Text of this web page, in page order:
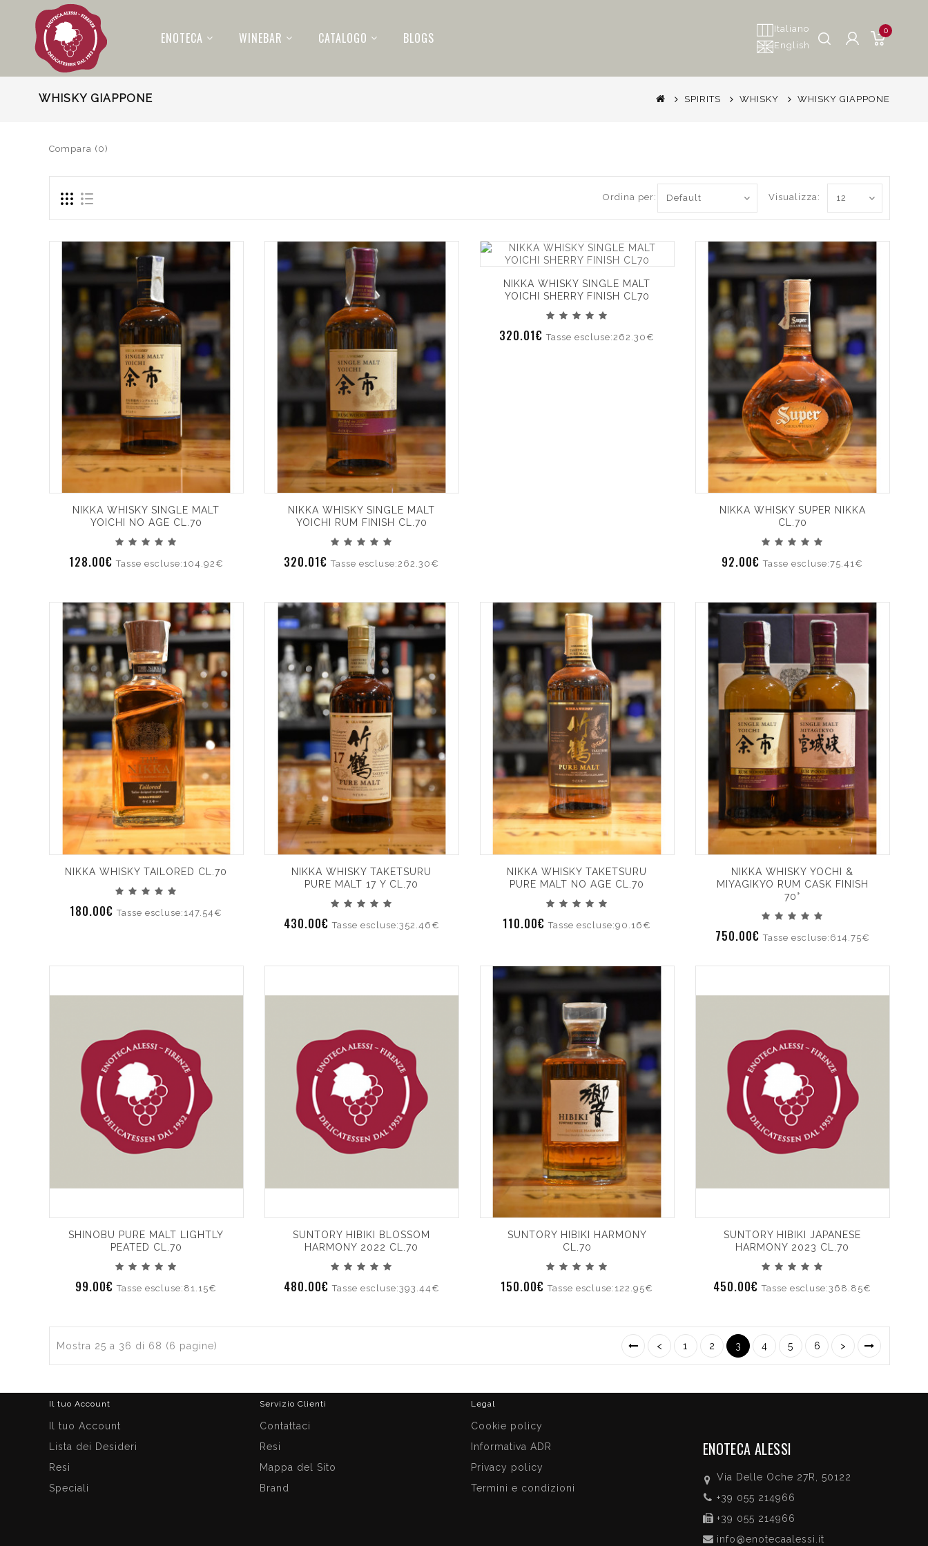
ENOTECA WINEBAR CATALOGO BLOGS
Italiano
English
0
WHISKY GIAPPONE SPIRITS WHISKY WHISKY GIAPPONE
Compara (0)
Visualizza:
Ordina per:
NIKKA WHISKY SINGLE MALT
YOICHI NO AGE CL.70
128.00€Tasse escluse:104.92€
NIKKA WHISKY SINGLE MALT
YOICHI RUM FINISH CL.70
320.01€Tasse escluse:262.30€
NIKKA WHISKY SINGLE MALT
YOICHI SHERRY FINISH CL70
320.01€Tasse escluse:262.30€
NIKKA WHISKY SUPER NIKKA
CL.70
92.00€Tasse escluse:75.41€
NIKKA WHISKY TAILORED CL.70
180.00€Tasse escluse:147.54€
NIKKA WHISKY TAKETSURU
PURE MALT 17 Y CL.70
430.00€Tasse escluse:352.46€
NIKKA WHISKY TAKETSURU
PURE MALT NO AGE CL.70
110.00€Tasse escluse:90.16€
NIKKA WHISKY YOCHI &
MIYAGIKYO RUM CASK FINISH
70°
750.00€Tasse escluse:614.75€
SHINOBU PURE MALT LIGHTLY
PEATED CL.70
99.00€Tasse escluse:81.15€
SUNTORY HIBIKI BLOSSOM
HARMONY 2022 CL.70
480.00€Tasse escluse:393.44€
SUNTORY HIBIKI HARMONY
CL.70
150.00€Tasse escluse:122.95€
SUNTORY HIBIKI JAPANESE
HARMONY 2023 CL.70
450.00€Tasse escluse:368.85€
Mostra 25 a 36 di 68 (6 pagine) < 1 2 3 4 5 6 >
Legal
Cookie policy
Informativa ADR
Privacy policy
Termini e condizioni
Servizio Clienti
Contattaci
Resi
Mappa del Sito
Brand
Il tuo Account
Il tuo Account
Lista dei Desideri
Resi
Speciali
ENOTECA ALESSI
Via Delle Oche 27R, 50122
+39 055 214966
+39 055 214966
info@enotecaalessi.it